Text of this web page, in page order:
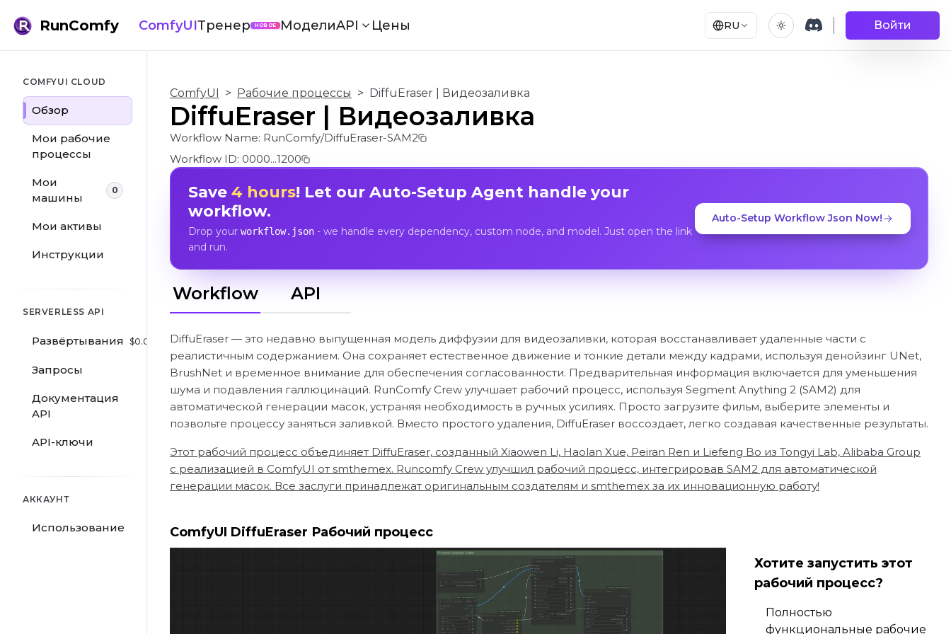
RunComfy ComfyUIТренер НОВОЕ МоделиAPI Цены RU Войти
COMFYUI CLOUD
Обзор
Мои рабочие
процессы
Мои
машины
0
Мои активы
Инструкции
SERVERLESS API
Развёртывания $0.00
Запросы
Документация
API
API-ключи
АККАУНТ
Использование
ComfyUI > Рабочие процессы > DiffuEraser | Видеозаливка
DiffuEraser | Видеозаливка
Workflow Name: RunComfy/DiffuEraser-SAM2
Workflow ID: 0000...1200
Save 4 hours! Let our Auto-Setup Agent handle your
workflow.
Drop your workflow.json- we handle every dependency, custom node, and model. Just open the link
and run.
Auto-Setup Workflow Json Now!
Workflow API
DiffuEraser — это недавно выпущенная модель диффузии для видеозаливки, которая восстанавливает удаленные части с
реалистичным содержанием. Она сохраняет естественное движение и тонкие детали между кадрами, используя денойзинг UNet,
BrushNet и временное внимание для обеспечения согласованности. Предварительная информация включается для уменьшения
шума и подавления галлюцинаций. RunComfy Crew улучшает рабочий процесс, используя Segment Anything 2 (SAM2) для
автоматической генерации масок, устраняя необходимость в ручных усилиях. Просто загрузите фильм, выберите элементы и
позвольте процессу заняться заливкой. Вместо простого удаления, DiffuEraser воссоздает, легко создавая качественные результаты.
Этот рабочий процесс объединяет DiffuEraser, созданный Xiaowen Li, Haolan Xue, Peiran Ren и Liefeng Bo из Tongyi Lab, Alibaba Group
с реализацией в ComfyUI от smthemex. Runcomfy Crew улучшил рабочий процесс, интегрировав SAM2 для автоматической
генерации масок. Все заслуги принадлежат оригинальным создателям и smthemex за их инновационную работу!
ComfyUI DiffuEraser Рабочий процесс
Хотите запустить этот
рабочий процесс?
Полностью
функциональные рабочие